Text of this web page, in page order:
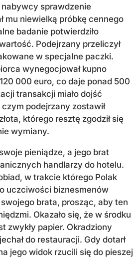
nabywcy sprawdzenie
mu niewielką próbkę cennego
badanie potwierdziło
Podejrzany przeliczył
w specjalne paczki.
wynegocjował kupno
000 euro, co daje ponad 500
transakcji miało dojść
podejrzany zostawił
którego resztę zgodził się
wymiany.
pieniądze, a jego brat
handlarzy do hotelu.
w trakcie którego Polak
uczciwości biznesmenów
brata, prosząc, aby ten
Okazało się, że w środku
zwykły papier. Okradziony
do restauracji. Gdy dotarł
jego widok rzucili się do pieszej